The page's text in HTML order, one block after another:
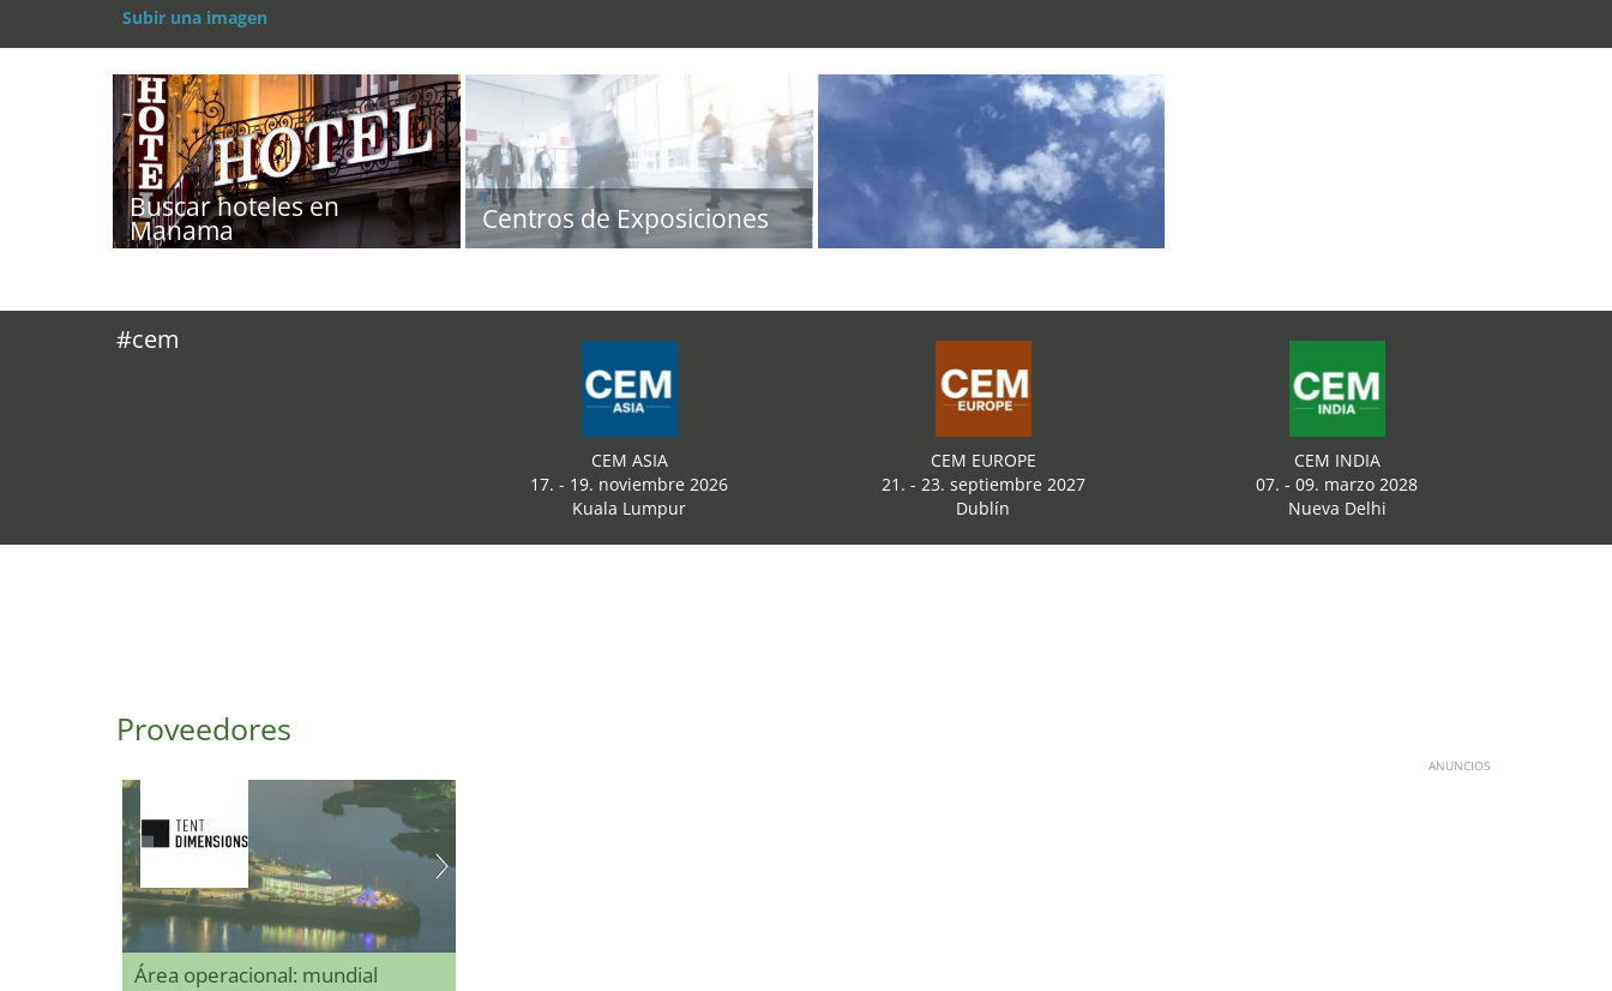
Subir una imagen
Buscar hoteles en
Manama Centros de Exposiciones
#cem
CEM ASIA
17. - 19. noviembre 2026
Kuala Lumpur
CEM EUROPE
21. - 23. septiembre 2027
Dublín
CEM INDIA
07. - 09. marzo 2028
Nueva Delhi
Proveedores
ANUNCIOS
Área operacional: mundial